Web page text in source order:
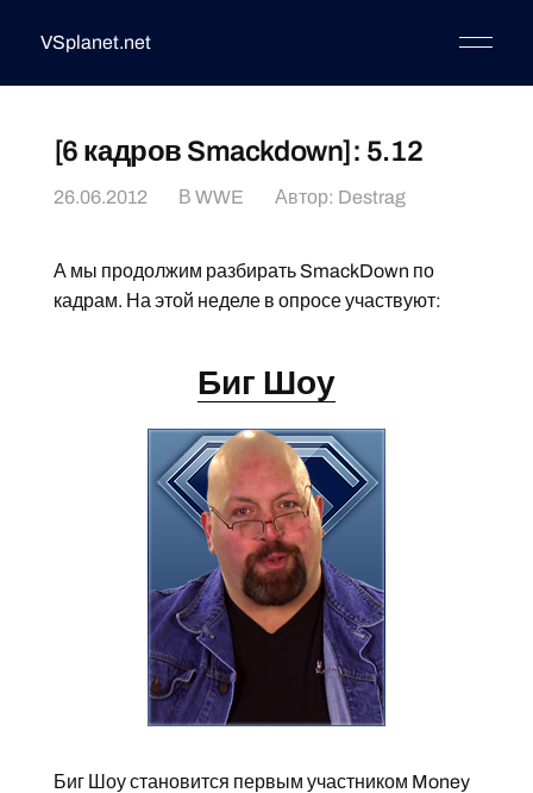
VSplanet.net
[6 кадров Smackdown]: 5.12
26.06.2012 В WWE Автор: Destrag
А мы продолжим разбирать SmackDown по
кадрам. На этой неделе в опросе участвуют:
Биг Шоу
Биг Шоу становится первым участником Money